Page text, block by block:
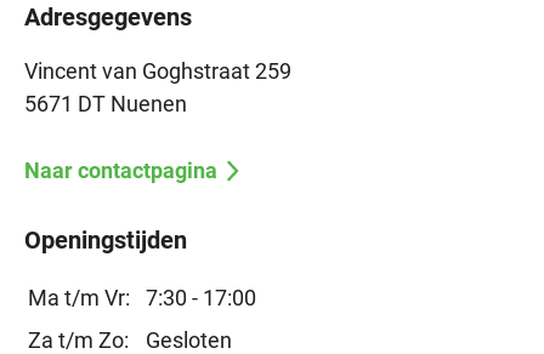
Adresgegevens
Vincent van Goghstraat 259
5671 DT Nuenen
Naar contactpagina
Openingstijden
Ma t/m Vr:
7:30 - 17:00
Za t/m Zo:
Gesloten